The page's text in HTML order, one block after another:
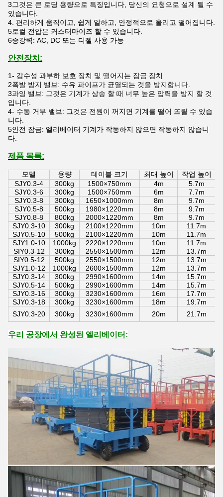
3그것은 큰 로딩 용량으로 특징입니다, 당신의 요청으로 설계 될 수
있습니다.
4. 편리하게 움직이고, 쉽게 일하고, 안정적으로 올리고 떨어집니다.
5로컬 전압은 커스터마이즈 할 수 있습니다.
6승강력: AC, DC 또는 디젤 사용 가능
안전장치:
1- 감수성 과부하 보호 장치 및 떨어지는 잠금 장치
2폭발 방지 밸브: 수유 파이프가 균열되는 것을 방지합니다.
3과잉 밸브: 그것은 기계가 상승 할 때 너무 높은 압력을 방지 할 것
입니다.
4- 수동 거부 밸브: 그것은 전원이 꺼지면 기계를 떨어 뜨릴 수 있습
니다.
5안전 잠금: 엘리베이터 기계가 작동하지 않으면 작동하지 않습니
다.
제품 목록:
모델 용량 테이블 크기 최대 높이
작업 높이
SJY0.3-4
300kg 1500×750mm 4m
5.7m
SJY0.3-6
300kg 1500×750mm 6m
7.7m
SJY0.3-8
300kg 1650×1000mm 8m
9.7m
SJY0.5-8
500kg 1980×1220mm 8m
9.7m
SJY0.8-8
800kg 2000×1220mm 8m
9.7m
SJY0.3-10
300kg 2100×1220mm 10m
11.7m
SJY0.5-10
500kg 2100×1220mm 10m
11.7m
SJY1.0-10
1000kg 2220×1220mm 10m
11.7m
SIY0.3-12
300kg 2550×1500mm 12m
13.7m
SIY0.5-12
500kg 2550×1500mm 12m
13.7m
SJY1.0-12
1000kg 2600×1500mm 12m
13.7m
SJY0.3-14
300kg 2990×1600mm 14m
15.7m
SJY0.5-14
500kg 2990×1600mm 14m
15.7m
SJY0.3-16
300kg 3230×1600mm 16m
17.7m
SJY0.3-18
300kg 3230×1600mm 18m
19.7m
SJY0.3-20
300kg 3230×1600mm 20m 21.7m
우리 공장에서 완성된 엘리베이터: